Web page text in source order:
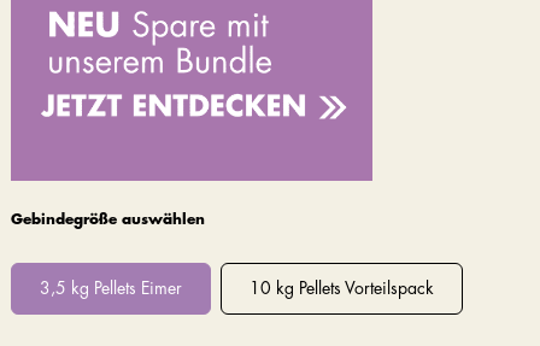
Gebindegröße auswählen
3,5 kg Pellets Eimer 10 kg Pellets Vorteilspack